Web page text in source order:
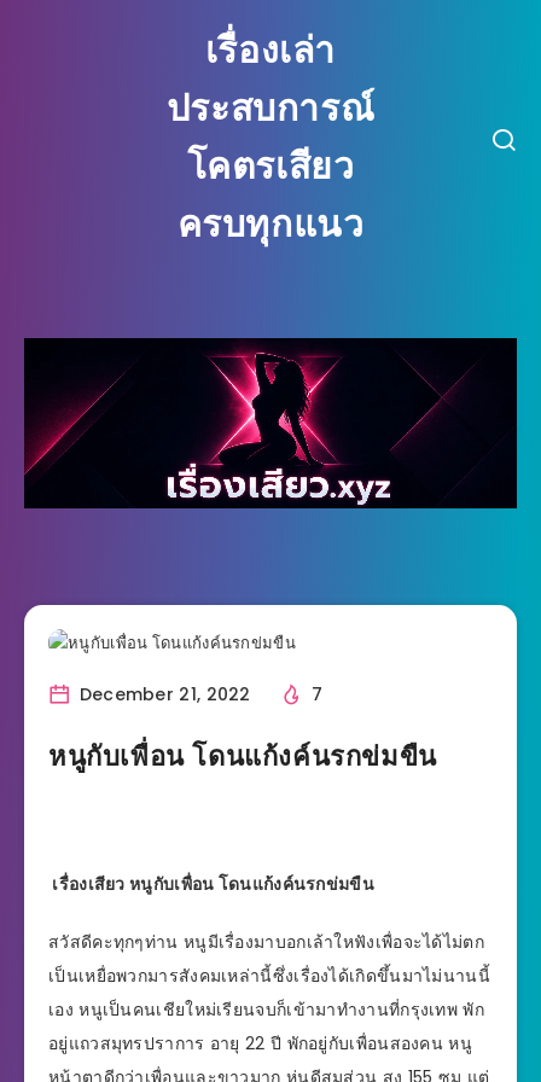
เรื่องเล่า
ประสบการณ์
โคตรเสียว
ครบทุกแนว
December 21, 2022 7
หนูกับเพื่อน โดนแก้งค์นรกข่มขืน
เรื่องเสียว หนูกับเพื่อน โดนแก้งค์นรกข่มขืน
สวัสดีคะทุกๆท่าน หนูมีเรื่องมาบอกเล้าใหฟังเพื่อจะได้ไม่ตก
เป็นเหยื่อพวกมารสังคมเหล่านี้ซึ่งเรื่องได้เกิดขึ้นมาไม่นานนี้
เอง หนูเป็นคนเชียใหม่เรียนจบก็เข้ามาทำงานที่กรุงเทพ พัก
อยู่แถวสมุทรปราการ อายุ 22 ปี พักอยู่กับเพื่อนสองคน หนู